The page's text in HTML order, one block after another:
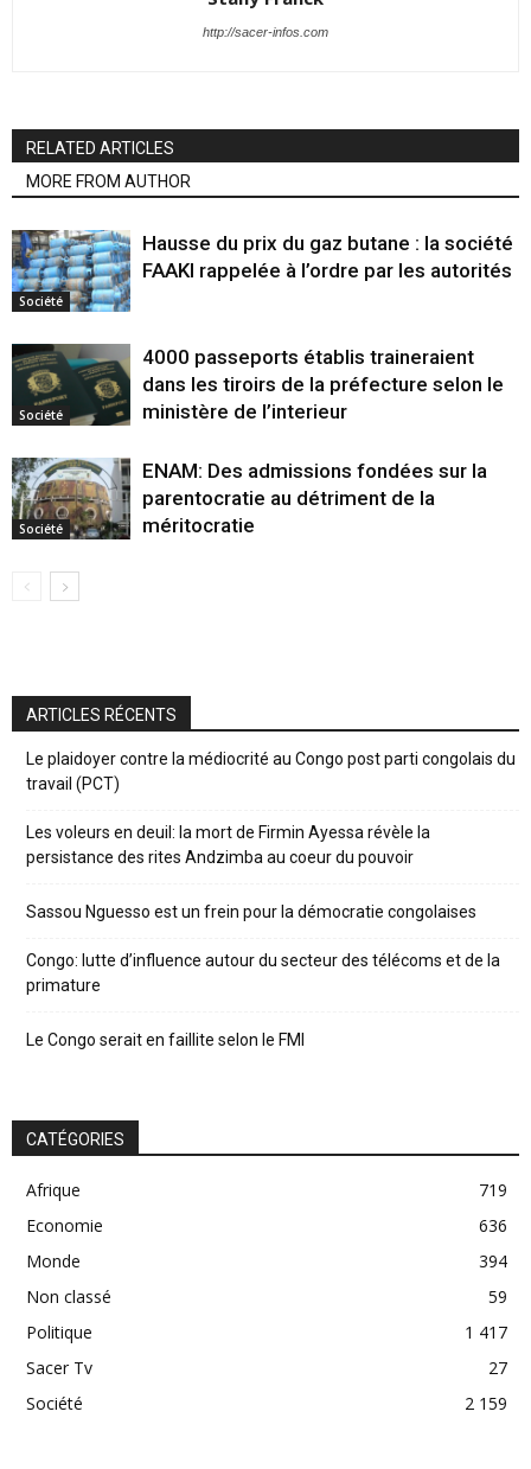
http://sacer-infos.com
RELATED ARTICLES
MORE FROM AUTHOR
Société
Hausse du prix du gaz butane : la société
FAAKI rappelée à l’ordre par les autorités
Société
4000 passeports établis traineraient
dans les tiroirs de la préfecture selon le
ministère de l’interieur
Société
ENAM: Des admissions fondées sur la
parentocratie au détriment de la
méritocratie
ARTICLES RÉCENTS
Le plaidoyer contre la médiocrité au Congo post parti congolais du
travail (PCT)
Les voleurs en deuil: la mort de Firmin Ayessa révèle la
persistance des rites Andzimba au coeur du pouvoir
Sassou Nguesso est un frein pour la démocratie congolaises
Congo: lutte d’influence autour du secteur des télécoms et de la
primature
Le Congo serait en faillite selon le FMI
CATÉGORIES
Afrique
719
Economie
636
Monde
394
Non classé
59
Politique
1 417
Sacer Tv
27
Société
2 159